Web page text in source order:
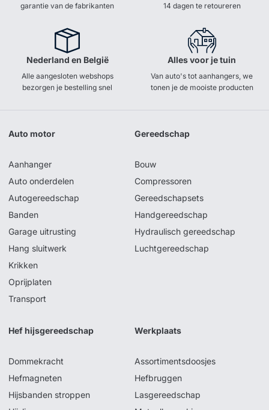
garantie van de fabrikanten
14 dagen te retoureren
Nederland en België
Alle aangesloten webshops
bezorgen je bestelling snel
Alles voor je tuin
Van auto's tot aanhangers, we
tonen je de mooiste producten
Auto motor
Aanhanger
Auto onderdelen
Autogereedschap
Banden
Garage uitrusting
Hang sluitwerk
Krikken
Oprijplaten
Transport
Gereedschap
Bouw
Compressoren
Gereedschapsets
Handgereedschap
Hydraulisch gereedschap
Luchtgereedschap
Hef hijsgereedschap
Dommekracht
Hefmagneten
Hijsbanden stroppen
Werkplaats
Assortimentsdoosjes
Hefbruggen
Lasgereedschap